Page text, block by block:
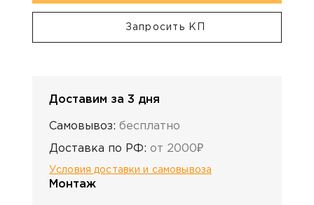
Запросить КП
Доставим за 3 дня
Самовывоз: бесплатно
Доставка по РФ: от 2000₽
Условия доставки и самовывоза
Монтаж